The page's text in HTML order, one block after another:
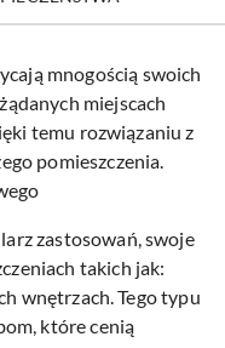
mnogością swoich
miejscach
temu rozwiązaniu z
pomieszczenia.
zastosowań, swoje
takich jak:
wnętrzach. Tego typu
które cenią